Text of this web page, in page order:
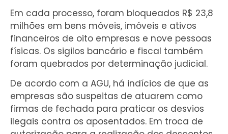
Em cada processo, foram bloqueados R$ 23,8
milhões em bens móveis, imóveis e ativos
financeiros de oito empresas e nove pessoas
físicas. Os sigilos bancário e fiscal também
foram quebrados por determinação judicial.
De acordo com a AGU, há indícios de que as
empresas são suspeitas de atuarem como
firmas de fechada para praticar os desvios
ilegais contra os aposentados. Em troca de